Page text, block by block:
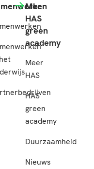
Meer
HAS
green
academy
Meer
HAS
HAS
green
academy
Duurzaamheid
Nieuws